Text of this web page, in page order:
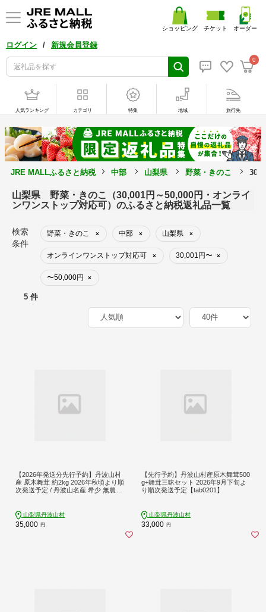
ログイン / 新規会員登録
0
ショッピング チケット オーダー
人気ランキング カテゴリ 特集 地域 旅行先
JRE MALLふるさと納税 中部 山梨県 野菜・きのこ
山梨県 野菜・きのこ（30,001円～50,000円・オンライ
ンワンストップ対応可）のふるさと納税返礼品一覧
検索
条件
野菜・きのこ × 中部 × 山梨県 ×
オンラインワンストップ対応可 × 30,001円〜 ×
〜50,000円 ×
5 件
【2026年発送分先行予約】丹波山村
産 原木舞茸 約2kg 2026年秋頃より順
次発送予定 / 丹波山名産 希少 無農薬
25-2000】
山梨県丹波山村
35,000 円
【先行予約】丹波山村産原木舞茸500
g+舞茸三昧セット 2026年9月下旬よ
り順次発送予定【tab0201】
山梨県丹波山村
33,000 円